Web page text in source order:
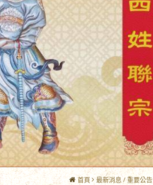
首頁 最新消息 / 重要公告